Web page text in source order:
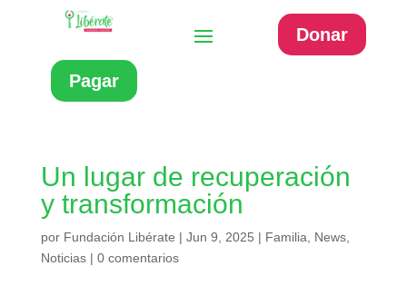
Donar
Pagar
Un lugar de recuperación
y transformación
por Fundación Libérate | Jun 9, 2025 | Familia News,
Noticias| 0 comentarios